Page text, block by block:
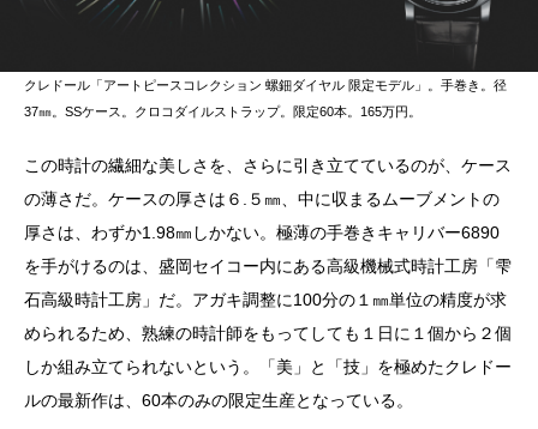
クレドール「アートピースコレクション 螺鈿ダイヤル 限定モデル」。手巻き。径
37㎜。SSケース。クロコダイルストラップ。限定60本。165万円。
この時計の繊細な美しさを、さらに引き立てているのが、ケース
の薄さだ。ケースの厚さは６.５㎜、中に収まるムーブメントの
厚さは、わずか1.98㎜しかない。極薄の手巻きキャリバー6890
を手がけるのは、盛岡セイコー内にある高級機械式時計工房「雫
石高級時計工房」だ。アガキ調整に100分の１㎜単位の精度が求
められるため、熟練の時計師をもってしても１日に１個から２個
しか組み立てられないという。「美」と「技」を極めたクレドー
ルの最新作は、60本のみの限定生産となっている。